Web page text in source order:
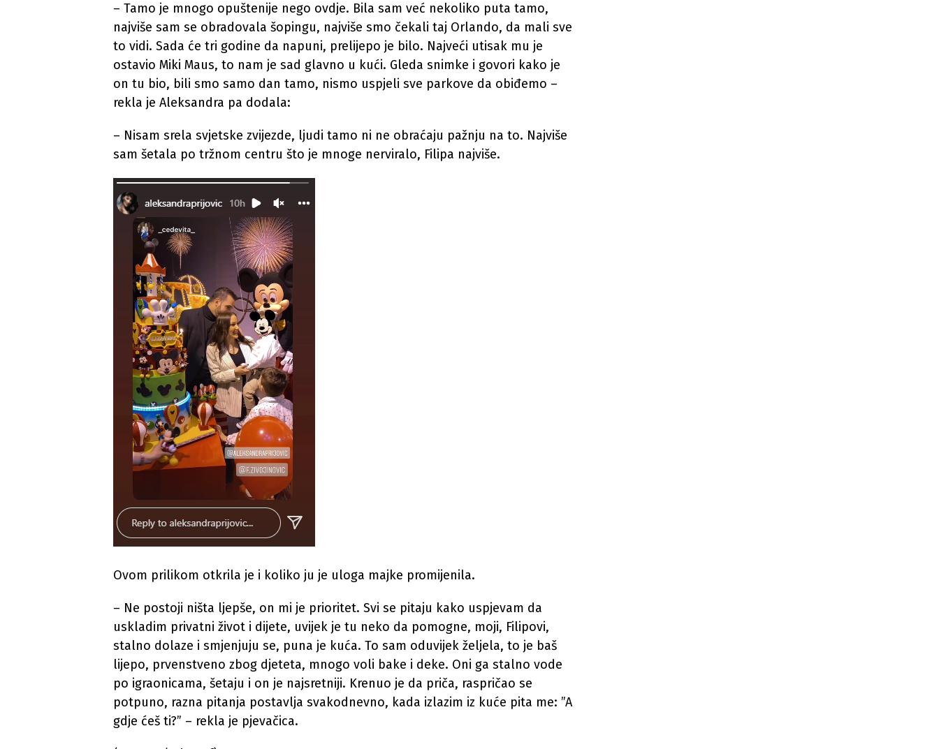
– Tamo je mnogo opuštenije nego ovdje. Bila sam već nekoliko puta tamo,
najviše sam se obradovala šopingu, najviše smo čekali taj Orlando, da mali sve
to vidi. Sada će tri godine da napuni, prelijepo je bilo. Najveći utisak mu je
ostavio Miki Maus, to nam je sad glavno u kući. Gleda snimke i govori kako je
on tu bio, bili smo samo dan tamo, nismo uspjeli sve parkove da obiđemo –
rekla je Aleksandra pa dodala:
– Nisam srela svjetske zvijezde, ljudi tamo ni ne obraćaju pažnju na to. Najviše
sam šetala po tržnom centru što je mnoge nerviralo, Filipa najviše.
Ovom prilikom otkrila je i koliko ju je uloga majke promijenila.
– Ne postoji ništa ljepše, on mi je prioritet. Svi se pitaju kako uspjevam da
uskladim privatni život i dijete, uvijek je tu neko da pomogne, moji, Filipovi,
stalno dolaze i smjenjuju se, puna je kuća. To sam oduvijek željela, to je baš
lijepo, prvenstveno zbog djeteta, mnogo voli bake i deke. Oni ga stalno vode
po igraonicama, šetaju i on je najsretniji. Krenuo je da priča, raspričao se
potpuno, razna pitanja postavlja svakodnevno, kada izlazim iz kuće pita me: ”A
gdje ćeš ti?” – rekla je pjevačica.